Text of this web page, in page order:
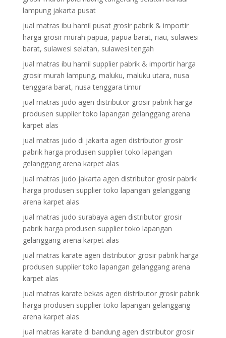
lampung jakarta pusat
jual matras ibu hamil pusat grosir pabrik & importir
harga grosir murah papua, papua barat, riau, sulawesi
barat, sulawesi selatan, sulawesi tengah
jual matras ibu hamil supplier pabrik & importir harga
grosir murah lampung, maluku, maluku utara, nusa
tenggara barat, nusa tenggara timur
jual matras judo agen distributor grosir pabrik harga
produsen supplier toko lapangan gelanggang arena
karpet alas
jual matras judo di jakarta agen distributor grosir
pabrik harga produsen supplier toko lapangan
gelanggang arena karpet alas
jual matras judo jakarta agen distributor grosir pabrik
harga produsen supplier toko lapangan gelanggang
arena karpet alas
jual matras judo surabaya agen distributor grosir
pabrik harga produsen supplier toko lapangan
gelanggang arena karpet alas
jual matras karate agen distributor grosir pabrik harga
produsen supplier toko lapangan gelanggang arena
karpet alas
jual matras karate bekas agen distributor grosir pabrik
harga produsen supplier toko lapangan gelanggang
arena karpet alas
jual matras karate di bandung agen distributor grosir